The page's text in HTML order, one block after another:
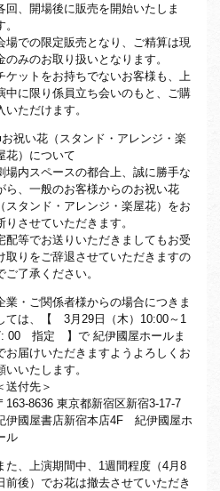
回、開場後に販売を開始いたしま
。
場での限定販売となり、ご精算は現
のみのお取り扱いとなります。
ケットをお持ちでないお客様も、上
中に限り係員立ち会いのもと、ご購
いただけます。
祝い花（スタンド・アレンジ・楽
花）について
場内スペースの都合上、誠に勝手な
ら、一般のお客様からのお祝い花
（スタンド・アレンジ・楽屋花）をお
りさせていただきます。
配等でお送りいただきましてもお受
取りをご辞退させていただきますの
ご了承ください。
業・ご関係者様からの場合につきま
ては、【 3月29日（木）10:00～1
00 指定 】で 紀伊國屋ホールま
お届けいただきますようよろしくお
いいたします。
送付先＞
163-8636 東京都新宿区新宿3-17-7
伊國屋書店新宿本店4F 紀伊國屋ホ
ル
た、上演期間中、1週間程度（4月8
前後）でお花は撤去させていただき